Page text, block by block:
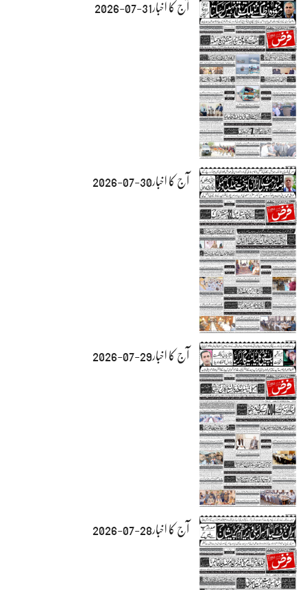
آج کا اخبار31-07-2026
آج کا اخبار30-07-2026
آج کا اخبار29-07-2026
آج کا اخبار28-07-2026